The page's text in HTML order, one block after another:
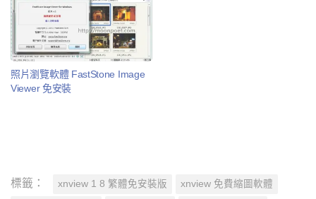
照片瀏覽軟體 FastStone Image
Viewer 免安裝
標籤： xnview 1 8 繁體免安裝版 xnview 免費縮圖軟體